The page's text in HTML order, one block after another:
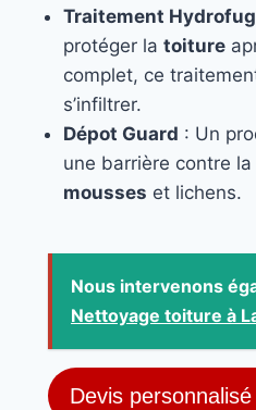
Traitement
protéger la toiture
complet, ce
s’infiltrer.
Dépot Guard : Un
une barrière contre
mousses et lichens.
Nous intervenons
Nettoyage toiture à
Devis